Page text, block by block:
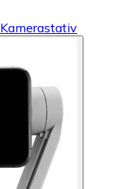
Kamerastativ